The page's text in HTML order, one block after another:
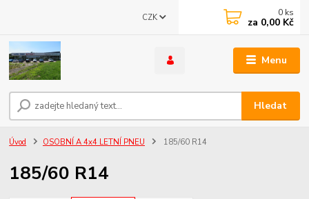
Menu
CZK
Hledat
0 ks
za 0,00 Kč
Úvod OSOBNÍ A 4x4 LETNÍ PNEU 185/60 R14
185/60 R14